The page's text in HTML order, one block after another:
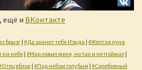
ещё и ВКонтакте
брызг | #Да хранит тебя Изида | #Жёлтая луна
на небе| #Мир ловил меня, но так и не поймал |
яблок | #Под небом голубым | #Серебряный